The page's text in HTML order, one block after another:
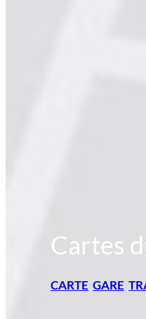
Cartes
CARTE GARE